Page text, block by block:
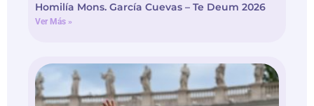
Homilía Mons. García Cuevas – Te Deum 2026
Ver Más »